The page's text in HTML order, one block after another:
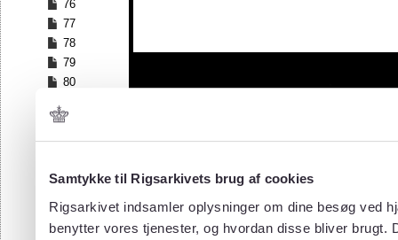
Samtykke til Rigsarkivets brug af cookies
Rigsarkivet indsamler oplysninger om dine besøg ved
benytter vores tjenester, og hvordan disse bliver
76
77
78
79
80
82
83
85
87